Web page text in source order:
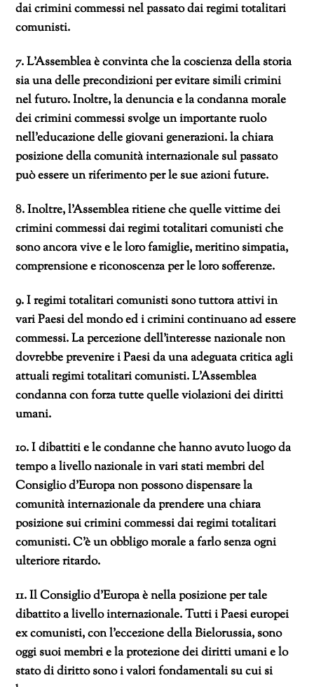
dai crimini commessi nel passato dai regimi totalitari
comunisti.
7. L’Assemblea è convinta che la coscienza della storia
sia una delle precondizioni per evitare simili crimini
nel futuro. Inoltre, la denuncia e la condanna morale
dei crimini commessi svolge un importante ruolo
nell’educazione delle giovani generazioni. la chiara
posizione della comunità internazionale sul passato
può essere un riferimento per le sue azioni future.
8. Inoltre, l’Assemblea ritiene che quelle vittime dei
crimini commessi dai regimi totalitari comunisti che
sono ancora vive e le loro famiglie, meritino simpatia,
comprensione e riconoscenza per le loro sofferenze.
9. I regimi totalitari comunisti sono tuttora attivi in
vari Paesi del mondo ed i crimini continuano ad essere
commessi. La percezione dell’interesse nazionale non
dovrebbe prevenire i Paesi da una adeguata critica agli
attuali regimi totalitari comunisti. L’Assemblea
condanna con forza tutte quelle violazioni dei diritti
umani.
10. I dibattiti e le condanne che hanno avuto luogo da
tempo a livello nazionale in vari stati membri del
Consiglio d’Europa non possono dispensare la
comunità internazionale da prendere una chiara
posizione sui crimini commessi dai regimi totalitari
comunisti. C’è un obbligo morale a farlo senza ogni
ulteriore ritardo.
11. Il Consiglio d’Europa è nella posizione per tale
dibattito a livello internazionale. Tutti i Paesi europei
ex comunisti, con l’eccezione della Bielorussia, sono
oggi suoi membri e la protezione dei diritti umani e lo
stato di diritto sono i valori fondamentali su cui si